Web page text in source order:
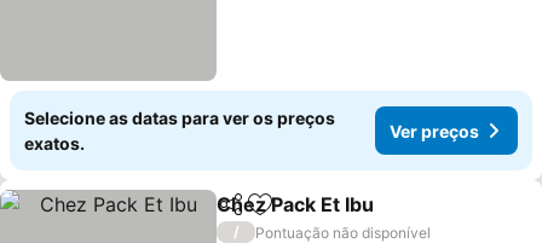
Selecione as datas para ver os preços
exatos.
Ver preços
PartilharAdicionar aos favoritos
Chez Pack Et Ibu
/
Pontuação não disponível